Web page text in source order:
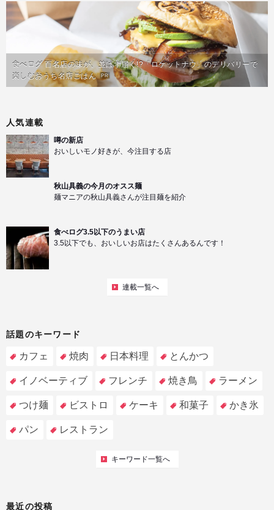
食べログ 百名店の味が、並ばず届く!?「ロケットナウ」のデリバリーで
楽しむおうち名店ごはん PR
人気連載
噂の新店
おいしいモノ好きが、今注目する店
秋山具義の今月のオスス麺
麺マニアの秋山具義さんが注目麺を紹介
食べログ3.5以下のうまい店
3.5以下でも、おいしいお店はたくさんあるんです！
連載一覧へ
話題のキーワード
カフェ 焼肉 日本料理 とんかつ
イノベーティブ フレンチ 焼き鳥 ラーメン
つけ麺 ビストロ ケーキ 和菓子 かき氷
パン レストラン
キーワード一覧へ
最近の投稿